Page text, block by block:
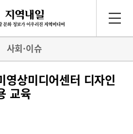
사회·이슈
영상미디어센터 디자인
교육